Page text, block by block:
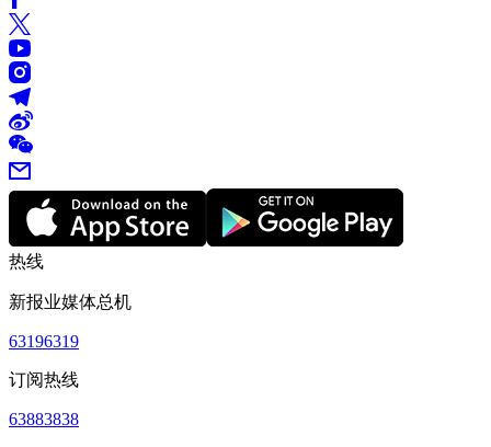
热线
新报业媒体总机
63196319
订阅热线
63883838